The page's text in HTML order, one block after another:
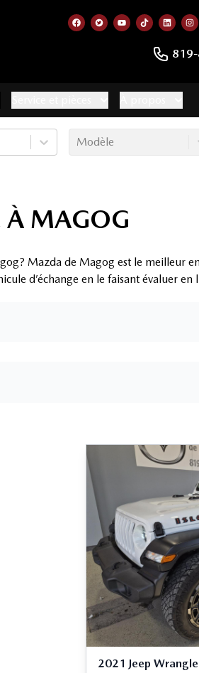
Lien vers notre page
Lien vers notre
Lien vers notre
Lien vers
Lien
Modèle
À MAGOG
Mazda de Magog est le meilleur
d’échange en le faisant évaluer en
2021 Jeep